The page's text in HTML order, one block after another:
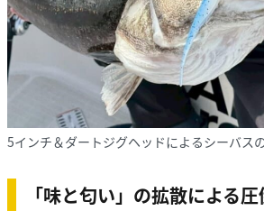
5インチ＆ダートジグヘッドによるシーバスの
「味と匂い」の拡散による